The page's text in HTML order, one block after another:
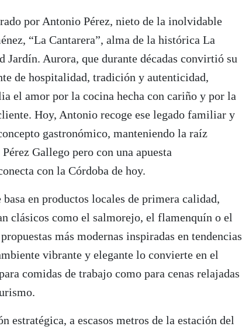
por Antonio Pérez, nieto de la inolvidable
“La Cantarera”, alma de la histórica La
Jardín. Aurora, que durante décadas convirtió su
de hospitalidad, tradición y autenticidad,
el amor por la cocina hecha con cariño y por la
Hoy, Antonio recoge ese legado familiar y
gastronómico, manteniendo la raíz
Gallego pero con una apuesta
con la Córdoba de hoy.
en productos locales de primera calidad,
clásicos como el salmorejo, el flamenquín o el
más modernas inspiradas en tendencias
vibrante y elegante lo convierte en el
comidas de trabajo como para cenas relajadas
estratégica, a escasos metros de la estación del